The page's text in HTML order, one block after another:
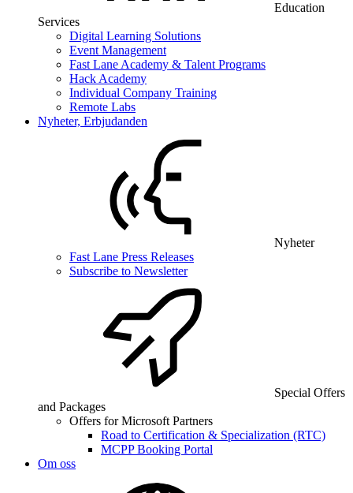
Education
Services
Digital Learning Solutions
Event Management
Fast Lane Academy & Talent Programs
Hack Academy
Individual Company Training
Remote Labs
Nyheter, Erbjudanden
Nyheter
Fast Lane Press Releases
Subscribe to Newsletter
Special Offers
and Packages
Offers for Microsoft Partners
Road to Certification & Specialization (RTC)
MCPP Booking Portal
Om oss